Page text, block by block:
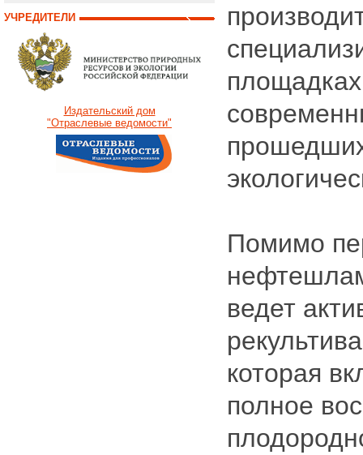
УЧРЕДИТЕЛИ
Издательский дом
"Отраслевые ведомости"
Помимо
ведет
которая
полное